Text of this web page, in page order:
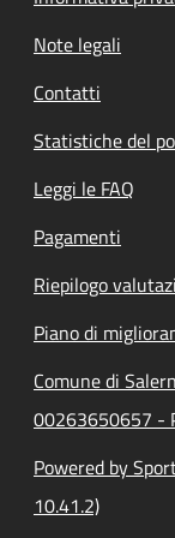
Note legali
Contatti
Statistiche del
Leggi le FAQ
Pagamenti
Riepilogo
Piano di
Comune di
00263650657 -
Powered by
10.41.2)